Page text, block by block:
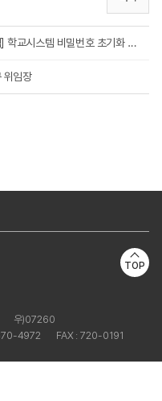
[학교안전사고보상지원시스템] 학교시스템 비밀번호 초기화 신청서
위임장
우)07260
4972
FAX : 720-0191
TOP